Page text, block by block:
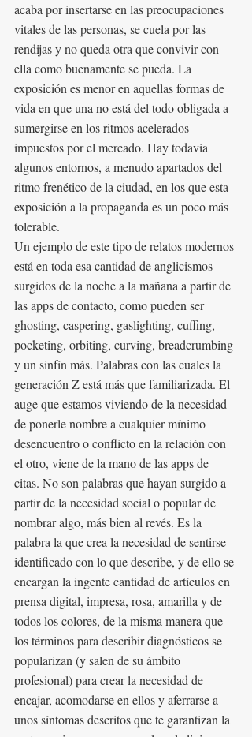
acaba por insertarse en las preocupaciones
vitales de las personas, se cuela por las
rendijas y no queda otra que convivir con
ella como buenamente se pueda. La
exposición es menor en aquellas formas de
vida en que una no está del todo obligada a
sumergirse en los ritmos acelerados
impuestos por el mercado. Hay todavía
algunos entornos, a menudo apartados del
ritmo frenético de la ciudad, en los que esta
exposición a la propaganda es un poco más
tolerable.
Un ejemplo de este tipo de relatos modernos
está en toda esa cantidad de anglicismos
surgidos de la noche a la mañana a partir de
las apps de contacto, como pueden ser
ghosting, caspering, gaslighting, cuffing,
pocketing, orbiting, curving, breadcrumbing
y un sinfín más. Palabras con las cuales la
generación Z está más que familiarizada. El
auge que estamos viviendo de la necesidad
de ponerle nombre a cualquier mínimo
desencuentro o conflicto en la relación con
el otro, viene de la mano de las apps de
citas. No son palabras que hayan surgido a
partir de la necesidad social o popular de
nombrar algo, más bien al revés. Es la
palabra la que crea la necesidad de sentirse
identificado con lo que describe, y de ello se
encargan la ingente cantidad de artículos en
prensa digital, impresa, rosa, amarilla y de
todos los colores, de la misma manera que
los términos para describir diagnósticos se
popularizan (y salen de su ámbito
profesional) para crear la necesidad de
encajar, acomodarse en ellos y aferrarse a
unos síntomas descritos que te garantizan la